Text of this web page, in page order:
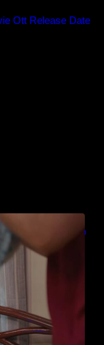
Ott Release Date
മുന്നേറിയ
വീഡിയോ